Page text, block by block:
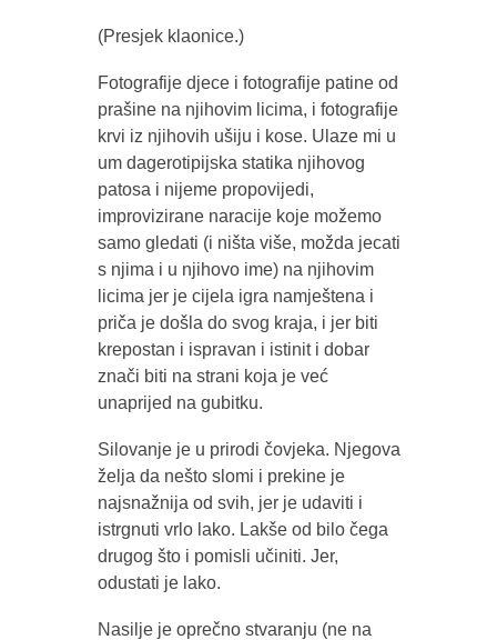
(Presjek klaonice.)
Fotografije djece i fotografije patine od
prašine na njihovim licima, i fotografije
krvi iz njihovih ušiju i kose. Ulaze mi u
um dagerotipijska statika njihovog
patosa i nijeme propovijedi,
improvizirane naracije koje možemo
samo gledati (i ništa više, možda jecati
s njima i u njihovo ime) na njihovim
licima jer je cijela igra namještena i
priča je došla do svog kraja, i jer biti
krepostan i ispravan i istinit i dobar
znači biti na strani koja je već
unaprijed na gubitku.
Silovanje je u prirodi čovjeka. Njegova
želja da nešto slomi i prekine je
najsnažnija od svih, jer je udaviti i
istrgnuti vrlo lako. Lakše od bilo čega
drugog što i pomisli učiniti. Jer,
odustati je lako.
Nasilje je oprečno stvaranju (ne na